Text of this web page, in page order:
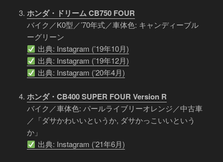
ホンダ・ドリーム CB750 FOUR
バイク／K0型／’70年式／車体色: キャンディーブル
ーグリーン
出典: Instagram (’19年10月)
出典: Instagram (’19年12月)
出典: Instagram (’20年4月)
ホンダ・CB400 SUPER FOUR Version R
バイク／車体色: パールライブリーオレンジ／中古車
／「ダサかわいいというか, ダサかっこいいという
か」
出典: Instagram (’21年6月)